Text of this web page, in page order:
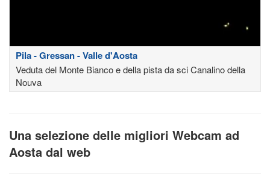
Pila - Gressan - Valle d'Aosta
Veduta del Monte Bianco e della pista da sci Canalino della
Nouva
Una selezione delle migliori Webcam ad
Aosta dal web